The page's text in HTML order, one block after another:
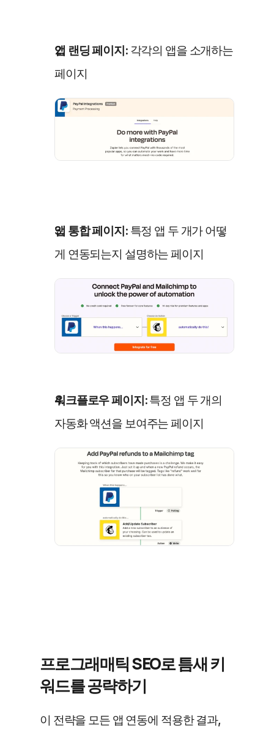
앱 랜딩 페이지: 각각의 앱을 소개하는
페이지
앱 통합 페이지: 특정 앱 두 개가 어떻
게 연동되는지 설명하는 페이지
워크플로우 페이지: 특정 앱 두 개의
자동화 액션을 보여주는 페이지
프로그래매틱 SEO로 틈새 키
워드를 공략하기
이 전략을 모든 앱 연동에 적용한 결과,